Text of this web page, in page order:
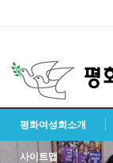
평화여성회소개
사이트맵